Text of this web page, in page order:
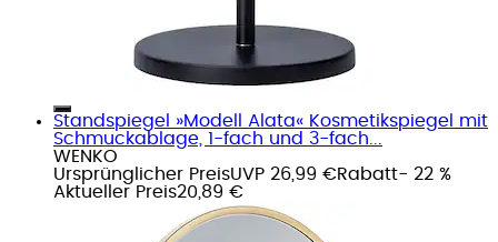
Standspiegel »Modell Alata« Kosmetikspiegel mit
Schmuckablage, 1-fach und 3-fach...
WENKO
Ursprünglicher PreisUVP 26,99 €Rabatt- 22 %
Aktueller Preis20,89 €